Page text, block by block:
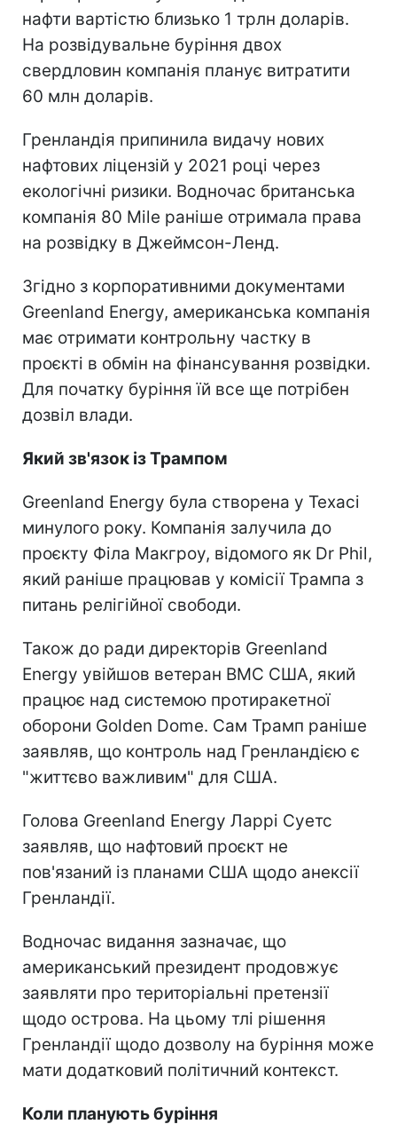
нафти вартістю близько 1 трлн доларів.
На розвідувальне буріння двох
свердловин компанія планує витратити
60 млн доларів.
Гренландія припинила видачу нових
нафтових ліцензій у 2021 році через
екологічні ризики. Водночас британська
компанія 80 Mile раніше отримала права
на розвідку в Джеймсон-Ленд.
Згідно з корпоративними документами
Greenland Energy, американська компанія
має отримати контрольну частку в
проєкті в обмін на фінансування розвідки.
Для початку буріння їй все ще потрібен
дозвіл влади.
Який зв'язок із Трампом
Greenland Energy була створена у Техасі
минулого року. Компанія залучила до
проєкту Філа Макгроу, відомого як Dr Phil,
який раніше працював у комісії Трампа з
питань релігійної свободи.
Також до ради директорів Greenland
Energy увійшов ветеран ВМС США, який
працює над системою протиракетної
оборони Golden Dome. Сам Трамп раніше
заявляв, що контроль над Гренландією є
"життєво важливим" для США.
Голова Greenland Energy Ларрі Суетс
заявляв, що нафтовий проєкт не
пов'язаний із планами США щодо анексії
Гренландії.
Водночас видання зазначає, що
американський президент продовжує
заявляти про територіальні претензії
щодо острова. На цьому тлі рішення
Гренландії щодо дозволу на буріння може
мати додатковий політичний контекст.
Коли планують буріння